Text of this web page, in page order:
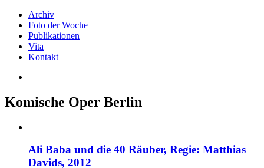
Archiv
Foto der Woche
Publikationen
Vita
Kontakt
Komische Oper Berlin
Ali Baba und die 40 Räuber, Regie: Matthias
Davids, 2012